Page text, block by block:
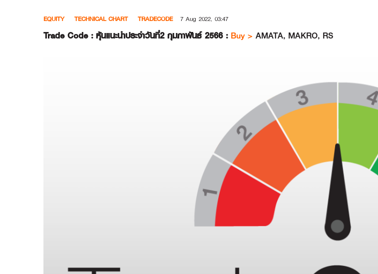
EQUITY TECHNICAL CHART TRADECODE 7 Aug 2022, 03:47
Trade Code : หุ้นแนะนำประจำวันที่2 กุมภาพันธ์ 2566 : Buy > AMATA, MAKRO, RS